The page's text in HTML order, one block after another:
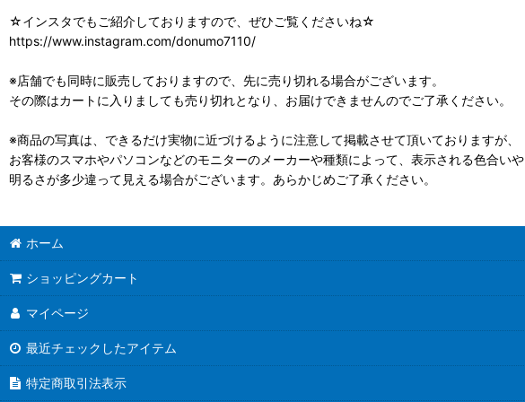
☆インスタでもご紹介しておりますので、ぜひご覧くださいね☆
https://www.instagram.com/donumo7110/
※店舗でも同時に販売しておりますので、先に売り切れる場合がございます。
その際はカートに入りましても売り切れとなり、お届けできませんのでご了承ください。
※商品の写真は、できるだけ実物に近づけるように注意して掲載させて頂いておりますが、
お客様のスマホやパソコンなどのモニターのメーカーや種類によって、表示される色合いや
明るさが多少違って見える場合がございます。あらかじめご了承ください。
ホーム
ショッピングカート
マイページ
最近チェックしたアイテム
特定商取引法表示